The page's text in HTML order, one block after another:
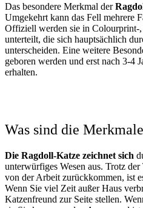
Das besondere Merkmal der
Umgekehrt kann das Fell mehrere
Offiziell werden sie in Colourprint-
unterteilt, die sich hauptsächlich
unterscheiden. Eine weitere
geboren werden und erst nach 3-4
erhalten.
Was sind die
Die Ragdoll-Katze zeichnet sich
unterwürfiges Wesen aus. Trotz der
von der Arbeit zurückkommen, ist
Wenn Sie viel Zeit außer Haus
Katzenfreund zur Seite stellen.